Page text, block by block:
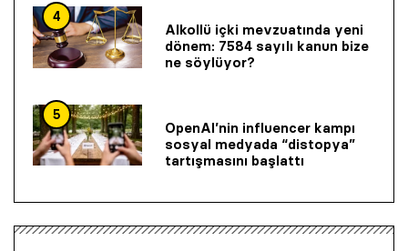
4
Alkollü içki mevzuatında yeni
dönem: 7584 sayılı kanun bize
ne söylüyor?
5
OpenAI’nin influencer kampı
sosyal medyada “distopya”
tartışmasını başlattı